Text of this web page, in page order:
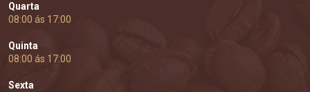
Quarta
08:00 ás 17:00
Quinta
08:00 ás 17:00
Sexta